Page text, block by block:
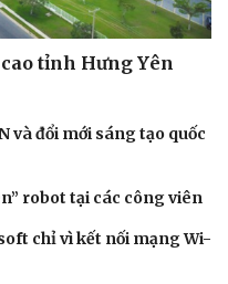
tỉnh Hưng Yên
và đổi mới sáng tạo quốc
robot tại các công viên
chỉ vì kết nối mạng Wi-